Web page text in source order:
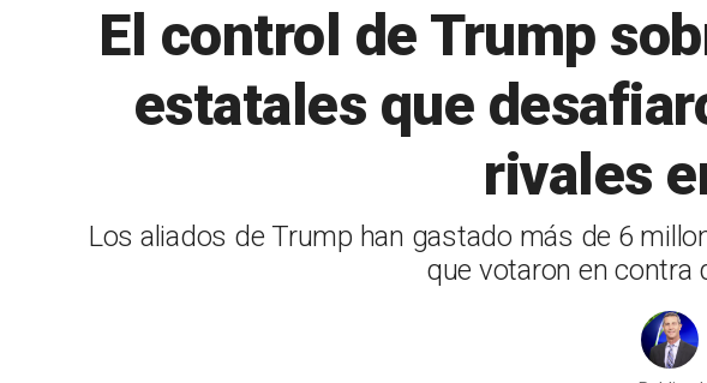
El control de Trump
estatales que
rivales
Los aliados de Trump han gastado más de 6
que votaron en contra